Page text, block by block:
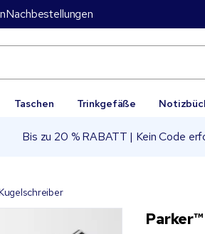
Nachbestellungen
Taschen Trinkgefäße
Bis zu 20 % RABATT | Kein Code